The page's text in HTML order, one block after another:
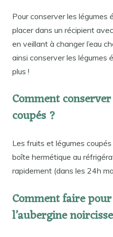
Pour conserver les légumes
placer dans un récipient
en veillant à changer l’eau
ainsi conserver les légumes
plus !
Comment
coupés ?
Les fruits et légumes
boîte hermétique au
rapidement (dans les 24h
Comment faire
l’aubergine